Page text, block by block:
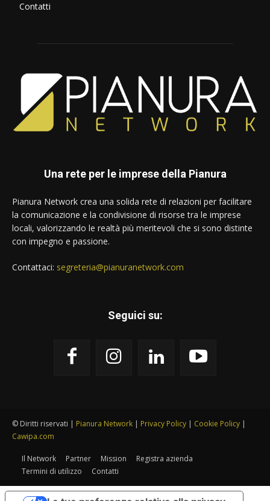
Contatti
Una rete per le imprese della Pianura
Pianura Network crea una solida rete di relazioni per facilitare
la comunicazione e la condivisione di risorse tra le imprese
locali, valorizzando le realtà più meritevoli che si sono distinte
con impegno e passione.
Contattaci: segreteria@pianuranetwork.com
Seguici su:
© Diritti riservati | Pianura Network | Privacy Policy | Cookie Policy |
Cawipa.com
Il Network Partner Mission
Registra azienda
Termini di utilizzo
Contatti